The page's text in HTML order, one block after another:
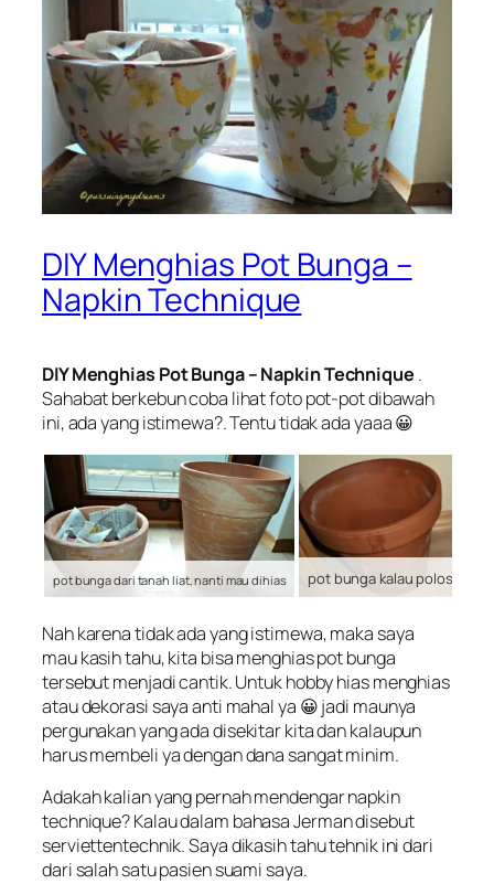
DIY Menghias Pot Bunga –
Napkin Technique
DIY Menghias Pot Bunga – Napkin Technique .
Sahabat berkebun coba lihat foto pot-pot dibawah
ini, ada yang istimewa?. Tentu tidak ada yaaa 😀
pot bunga dari tanah liat, nanti mau dihias pot bunga kalau polos
Nah karena tidak ada yang istimewa, maka saya
mau kasih tahu, kita bisa menghias pot bunga
tersebut menjadi cantik. Untuk hobby hias menghias
atau dekorasi saya anti mahal ya 😀 jadi maunya
pergunakan yang ada disekitar kita dan kalaupun
harus membeli ya dengan dana sangat minim.
Adakah kalian yang pernah mendengarnapkin
technique? Kalau dalam bahasa Jerman disebut
serviettentechnik. Saya dikasih tahu tehnik ini dari
dari salah satu pasien suami saya.